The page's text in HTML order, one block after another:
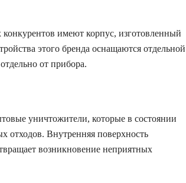
имеют корпус, изготовленный
этого бренда оснащаются отдельной
от прибора.
уничтожители, которые в состоянии
отходов. Внутренняя поверхность
возникновение неприятных